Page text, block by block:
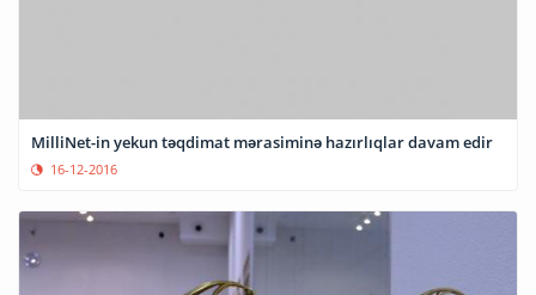
MilliNet-in yekun təqdimat mərasiminə hazırlıqlar davam edir
16-12-2016